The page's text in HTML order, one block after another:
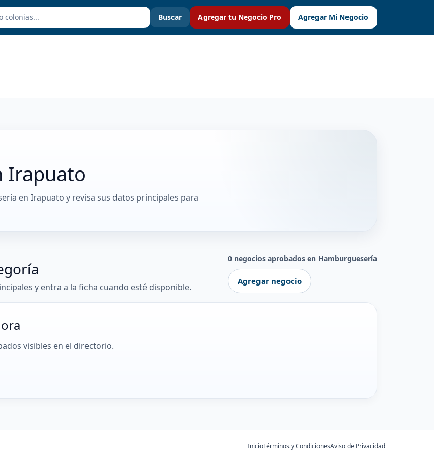
Buscar Agregar tu Negocio Pro Agregar Mi Negocio
Irapuato
en Irapuato y revisa sus datos principales para
y entra a la ficha cuando esté disponible.
0 negocios aprobados en Hamburguesería
Agregar negocio
visibles en el directorio.
InicioTérminos y CondicionesAviso de Privacidad